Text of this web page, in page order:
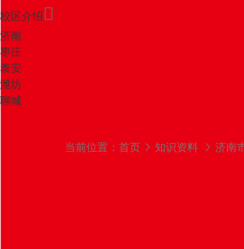
校区介绍
济南
枣庄
泰安
潍坊
聊城
当前位置： 首页 知识资料 济南